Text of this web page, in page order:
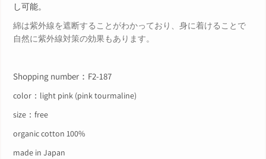
し可能。
綿は紫外線を遮断することがわかっており、身に着けることで
自然に紫外線対策の効果もあります。
Shopping number ：F2-187
color：light pink (pink tourmaline)
size：free
organic cotton 100%
made in Japan